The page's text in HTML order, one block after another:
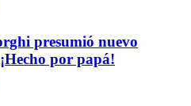
presumió nuevo
por papá!